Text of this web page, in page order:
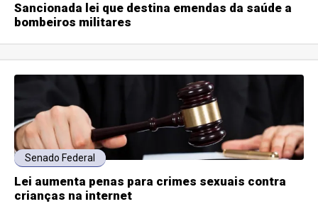
Sancionada lei que destina emendas da saúde a
bombeiros militares
Senado Federal
Lei aumenta penas para crimes sexuais contra
crianças na internet